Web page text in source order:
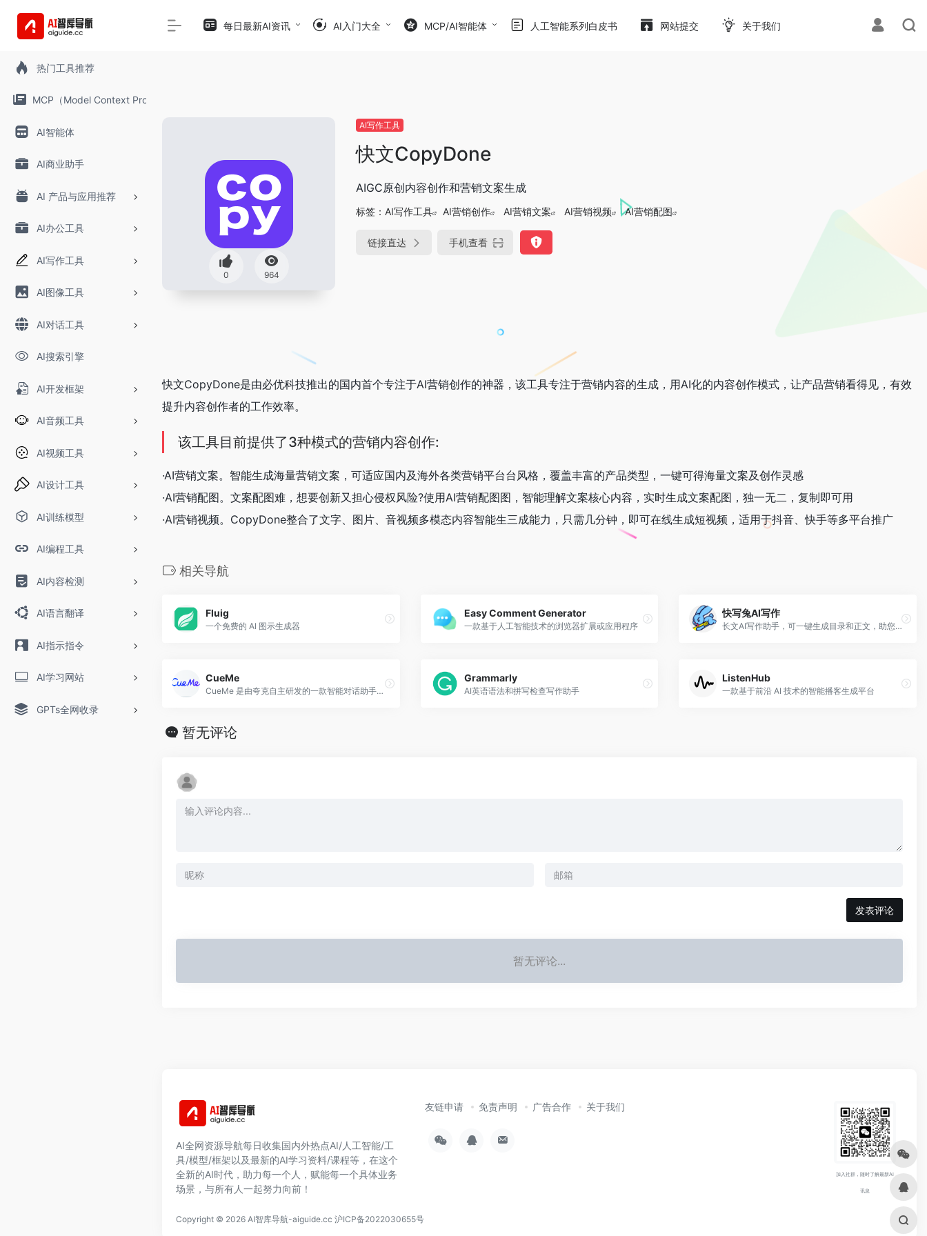
热门工具推荐
MCP（Model Context Protocol）
AI智能体
AI商业助手
AI 产品与应用推荐
AI办公工具
AI写作工具
AI图像工具
AI对话工具
AI搜索引擎
AI开发框架
AI音频工具
AI视频工具
AI设计工具
AI训练模型
AI编程工具
AI内容检测
AI语言翻译
AI指示指令
AI学习网站
GPTs全网收录
每日最新AI资讯 AI入门大全 MCP/AI智能体 人工智能系列白皮书 网站提交 关于我们
0 964
AI写作工具
快文CopyDone
AIGC原创内容创作和营销文案生成
标签： AI写作工具 AI营销创作 AI营销文案 AI营销视频 AI营销配图
链接直达 手机查看
快文CopyDone是由必优科技推出的国内首个专注于AI营销创作的神器，该工具专注于营销内容的生成，用AI化的内容创作模式，让产品营销看得见，有效
提升内容创作者的工作效率。
该工具目前提供了3种模式的营销内容创作:
·AI营销文案。智能生成海量营销文案，可适应国内及海外各类营销平台台风格，覆盖丰富的产品类型，一键可得海量文案及创作灵感
·AI营销配图。文案配图难，想要创新又担心侵权风险?使用AI营销配图图，智能理解文案核心内容，实时生成文案配图，独一无二，复制即可用
·AI营销视频。CopyDone整合了文字、图片、音视频多模态内容智能生三成能力，只需几分钟，即可在线生成短视频，适用于抖音、快手等多平台推广
相关导航
Fluig
一个免费的 AI 图示生成器
Easy Comment Generator
一款基于人工智能技术的浏览器扩展或应用程序
快写兔AI写作
长文AI写作助手，可一键生成目录和正文，助您轻松写报告、写方案、写讲稿、写专利
CueMe
CueMe 是由夸克自主研发的一款智能对话助手，旨在为用户的学习、工作、生活提供一站式的信息服务。 支持用户的文学创作、知识获取、感情陪伴等需求。
Grammarly
AI英语语法和拼写检查写作助手
ListenHub
一款基于前沿 AI 技术的智能播客生成平台
暂无评论
发表评论
暂无评论...
AI全网资源导航每日收集国内外热点AI/人工智能/工
具/模型/框架以及最新的AI学习资料/课程等，在这个
全新的AI时代，助力每一个人，赋能每一个具体业务
场景，与所有人一起努力向前！
友链申请 免责声明 广告合作 关于我们
加入社群，随时了解最新AI
讯息
Copyright © 2026 AI智库导航-aiguide.cc 沪ICP备2022030655号